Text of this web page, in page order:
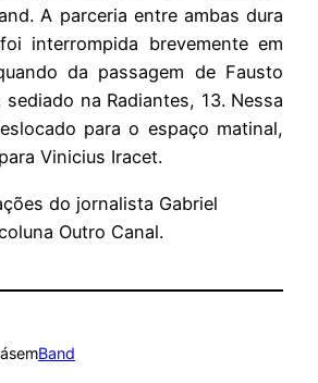
A parceria entre ambas dura
interrompida brevemente em
da passagem de Fausto
sediado na Radiantes, 13. Nessa
para o espaço matinal,
Vinicius Iracet.
do jornalista Gabriel
Outro Canal.
emBand